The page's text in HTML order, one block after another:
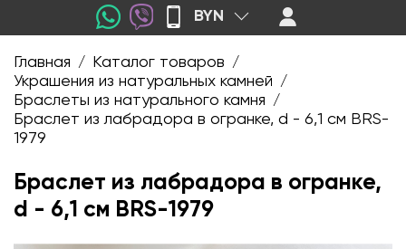
BYN
Главная / Каталог товаров /
Украшения из натуральных камней /
Браслеты из натурального камня /
Браслет из лабрадора в огранке, d - 6,1 см BRS-
1979
Браслет из лабрадора в огранке,
d - 6,1 см BRS-1979